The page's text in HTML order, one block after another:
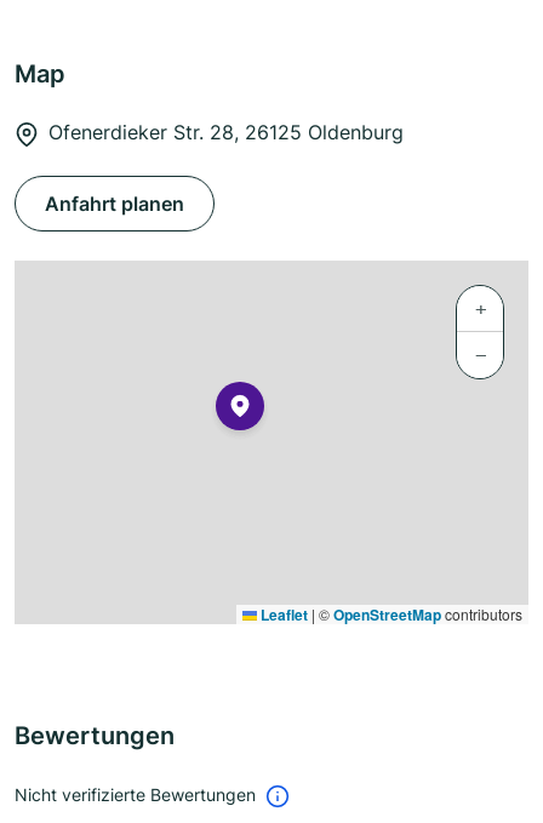
Map
Ofenerdieker Str. 28, 26125 Oldenburg
Anfahrt planen
+
−
Leaflet | ©OpenStreetMapcontributors
Bewertungen
Nicht verifizierte Bewertungen